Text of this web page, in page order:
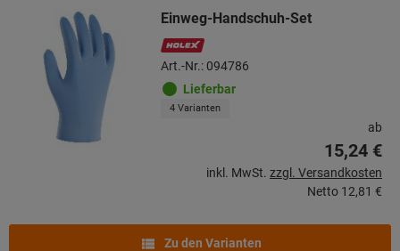
Einweg-Handschuh-Set
Art.-Nr.: 094786
Lieferbar
4 Varianten
ab
15,24 €
inkl. MwSt. zzgl. Versandkosten
Netto 12,81 €
Zu den Varianten